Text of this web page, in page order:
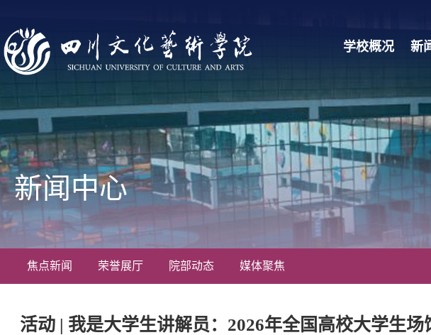
焦点新闻 荣誉展厅 院部动态 媒体聚焦
新闻中心
活动 | 我是大学生讲解员：2026年全国高校大学生
学校概况 新